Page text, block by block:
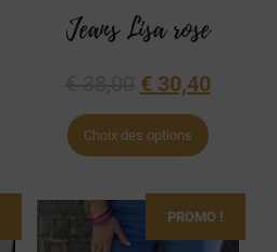
Jeans Lisa rose
€30,40
Choix des options
PROMO !